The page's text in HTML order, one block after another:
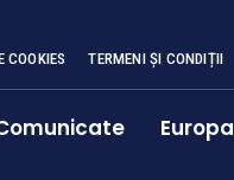
COOKIES TERMENI ȘI CONDIȚII
Europa